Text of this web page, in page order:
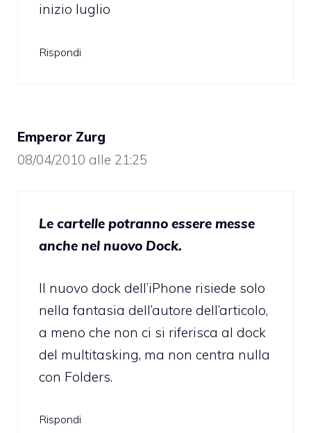
inizio luglio
Rispondi
Emperor Zurg
08/04/2010 alle 21:25
Le cartelle potranno essere messe
anche nel nuovo Dock.
Il nuovo dock dell’iPhone risiede solo
nella fantasia dell’autore dell’articolo,
a meno che non ci si riferisca al dock
del multitasking, ma non centra nulla
con Folders.
Rispondi